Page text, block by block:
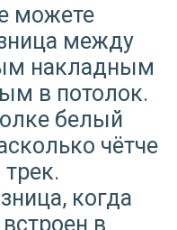
можете
между
накладным
в потолок.
белый
чётче
когда
в